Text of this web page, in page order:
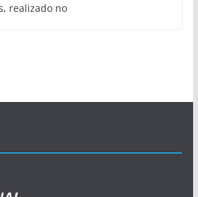
realizado no